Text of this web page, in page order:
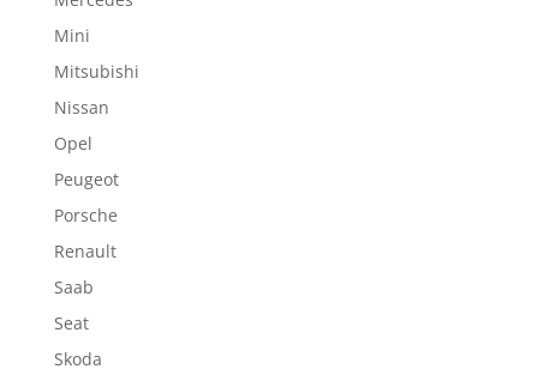
Mini
Mitsubishi
Nissan
Opel
Peugeot
Porsche
Renault
Saab
Seat
Skoda